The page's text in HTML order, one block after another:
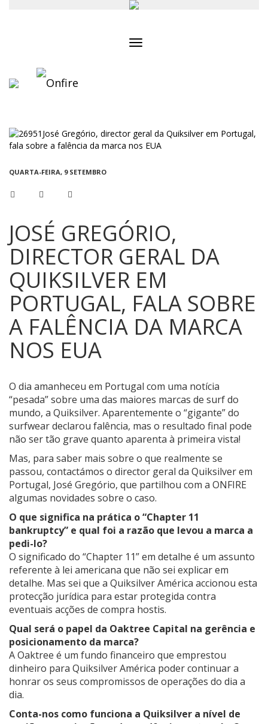
QUARTA-FEIRA, 9 SETEMBRO
JOSÉ GREGÓRIO,
DIRECTOR GERAL DA
QUIKSILVER EM
PORTUGAL, FALA SOBRE
A FALÊNCIA DA MARCA
NOS EUA
O dia amanheceu em Portugal com uma notícia
“pesada” sobre uma das maiores marcas de surf do
mundo, a Quiksilver. Aparentemente o “gigante” do
surfwear declarou falência, mas o resultado final pode
não ser tão grave quanto aparenta à primeira vista!
Mas, para saber mais sobre o que realmente se
passou, contactámos o director geral da Quiksilver em
Portugal, José Gregório, que partilhou com a ONFIRE
algumas novidades sobre o caso.
O que significa na prática o “Chapter 11
bankruptcy” e qual foi a razão que levou a marca a
pedi-lo?
O significado do “Chapter 11” em detalhe é um assunto
referente à lei americana que não sei explicar em
detalhe. Mas sei que a Quiksilver América accionou esta
protecção jurídica para estar protegida contra
eventuais acções de compra hostis.
Qual será o papel da Oaktree Capital na gerência e
posicionamento da marca?
A Oaktree é um fundo financeiro que emprestou
dinheiro para Quiksilver América poder continuar a
honrar os seus compromissos de operações do dia a
dia.
Conta-nos como funciona a Quiksilver a nível de